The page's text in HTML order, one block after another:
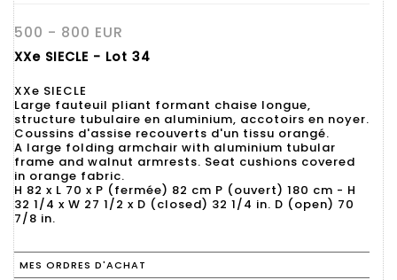
500 - 800 EUR
XXe SIECLE - Lot 34
XXe SIECLE
Large fauteuil pliant formant chaise longue,
structure tubulaire en aluminium, accotoirs en noyer.
Coussins d'assise recouverts d'un tissu orangé.
A large folding armchair with aluminium tubular
frame and walnut armrests. Seat cushions covered
in orange fabric.
H 82 x L 70 x P (fermée) 82 cm P (ouvert) 180 cm - H
32 1/4 x W 27 1/2 x D (closed) 32 1/4 in. D (open) 70
7/8 in.
MES ORDRES D'ACHAT